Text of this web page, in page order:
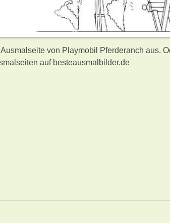
von Playmobil Pferderanch aus.
auf besteausmalbilder.de